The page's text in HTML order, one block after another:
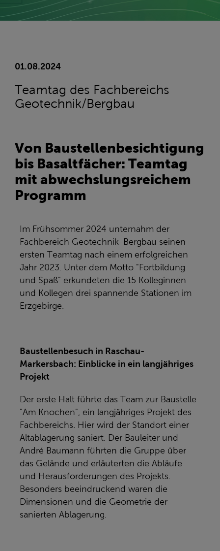
01.08.2024
Teamtag des Fachbereichs
Geotechnik/Bergbau
Von Baustellenbesichtigung
bis Basaltfächer: Teamtag
mit abwechslungsreichem
Programm
Im Frühsommer 2024 unternahm der
Fachbereich Geotechnik-Bergbau seinen
ersten Teamtag nach einem erfolgreichen
Jahr 2023. Unter dem Motto "Fortbildung
und Spaß" erkundeten die 15 Kolleginnen
und Kollegen drei spannende Stationen im
Erzgebirge.
Baustellenbesuch in Raschau-
Markersbach: Einblicke in ein langjähriges
Projekt
Der erste Halt führte das Team zur Baustelle
"Am Knochen", ein langjähriges Projekt des
Fachbereichs. Hier wird der Standort einer
Altablagerung saniert. Der Bauleiter und
André Baumann führten die Gruppe über
das Gelände und erläuterten die Abläufe
und Herausforderungen des Projekts.
Besonders beeindruckend waren die
Dimensionen und die Geometrie der
sanierten Ablagerung.